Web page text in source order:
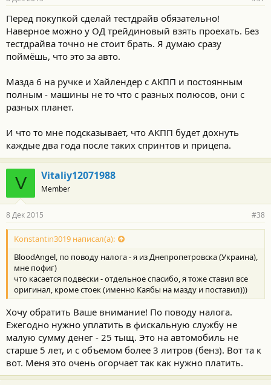
Перед покупкой сделай тестдрайв обязательно!
Наверное можно у ОД трейдиновый взять проехать. Без
тестдрайва точно не стоит брать. Я думаю сразу
поймёшь, что это за авто.
Мазда 6 на ручке и Хайлендер с АКПП и постоянным
полным - машины не то что с разных полюсов, они с
разных планет.
И что то мне подсказывает, что АКПП будет дохнуть
каждые два года после таких спринтов и прицепа.
V Vitaliy12071988
Member
8 Дек 2015 #38
Konstantin3019 написал(а):
BloodAngel, по поводу налога - я из Днепропетровска (Украина),
мне пофиг)
что касается подвески - отдельное спасибо, я тоже ставил все
оригинал, кроме стоек (именно Каябы на мазду и поставил)))
Хочу обратить Ваше внимание! По поводу налога.
Ежегодно нужно уплатить в фискальную службу не
малую сумму денег - 25 тыщ. Это на автомобиль не
старше 5 лет, и с объемом более 3 литров (бенз). Вот та к
вот. Меня это очень огорчает так как нужно платить.